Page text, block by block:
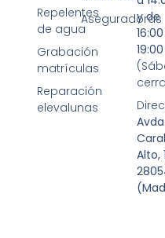
Repelentes
de agua
Grabación
matrículas
Reparación
elevalunas
Aseguradoras
y de
Avda.
Alto,